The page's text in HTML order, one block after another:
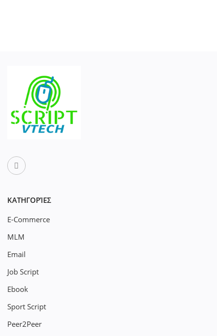
ΚΑΤΗΓΟΡΊΕΣ
E-Commerce
MLM
Email
Job Script
Ebook
Sport Script
Peer2Peer